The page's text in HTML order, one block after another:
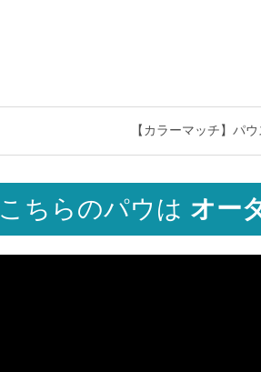
【カラーマッチ】パ
こちらのパウは オー